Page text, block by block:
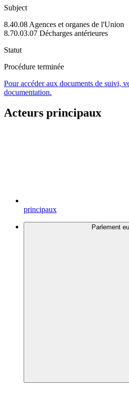
Subject
8.40.08 Agences et organes de l'Union
8.70.03.07 Décharges antérieures
Statut
Procédure terminée
Pour accéder aux documents de suivi,
documentation.
Acteurs principaux
principaux
Parlement